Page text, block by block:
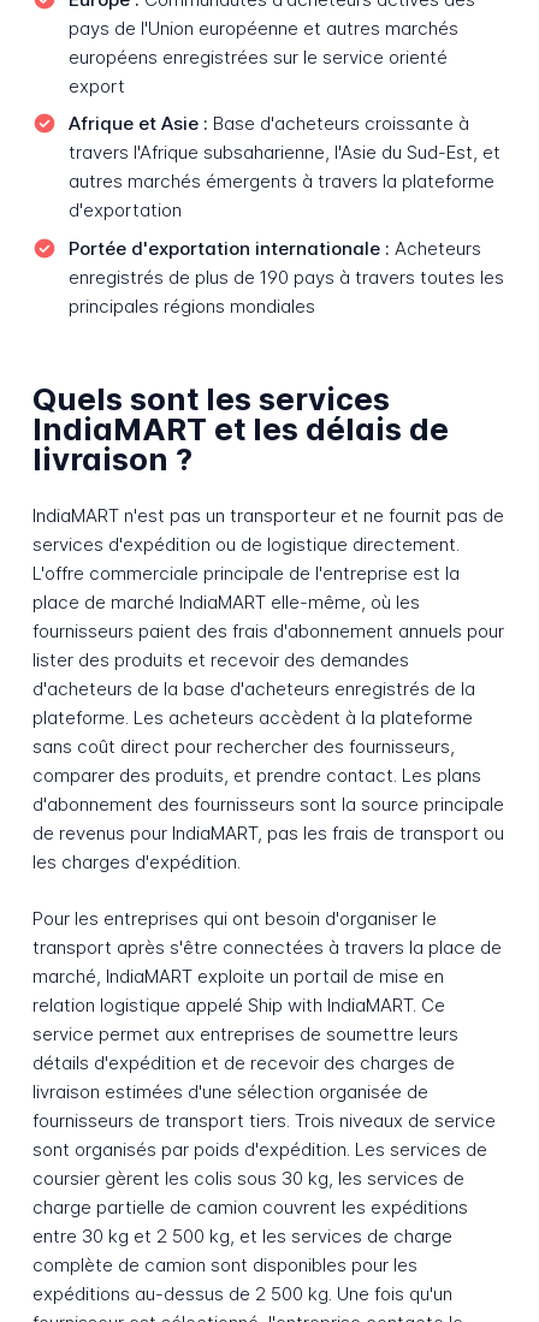
pays de l'Union européenne et autres marchés
européens enregistrées sur le service orienté
export
Afrique et Asie : Base d'acheteurs croissante à
travers l'Afrique subsaharienne, l'Asie du Sud-Est, et
autres marchés émergents à travers la plateforme
d'exportation
Portée d'exportation internationale : Acheteurs
enregistrés de plus de 190 pays à travers toutes les
principales régions mondiales
Quels sont les services
IndiaMART et les délais de
livraison ?
IndiaMART n'est pas un transporteur et ne fournit pas de
services d'expédition ou de logistique directement.
L'offre commerciale principale de l'entreprise est la
place de marché IndiaMART elle-même, où les
fournisseurs paient des frais d'abonnement annuels pour
lister des produits et recevoir des demandes
d'acheteurs de la base d'acheteurs enregistrés de la
plateforme. Les acheteurs accèdent à la plateforme
sans coût direct pour rechercher des fournisseurs,
comparer des produits, et prendre contact. Les plans
d'abonnement des fournisseurs sont la source principale
de revenus pour IndiaMART, pas les frais de transport ou
les charges d'expédition.
Pour les entreprises qui ont besoin d'organiser le
transport après s'être connectées à travers la place de
marché, IndiaMART exploite un portail de mise en
relation logistique appelé Ship with IndiaMART. Ce
service permet aux entreprises de soumettre leurs
détails d'expédition et de recevoir des charges de
livraison estimées d'une sélection organisée de
fournisseurs de transport tiers. Trois niveaux de service
sont organisés par poids d'expédition. Les services de
coursier gèrent les colis sous 30 kg, les services de
charge partielle de camion couvrent les expéditions
entre 30 kg et 2 500 kg, et les services de charge
complète de camion sont disponibles pour les
expéditions au-dessus de 2 500 kg. Une fois qu'un